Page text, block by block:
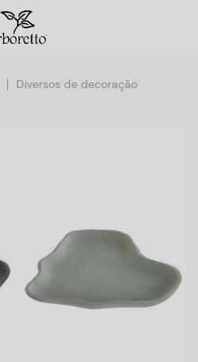
Diversos de decoração